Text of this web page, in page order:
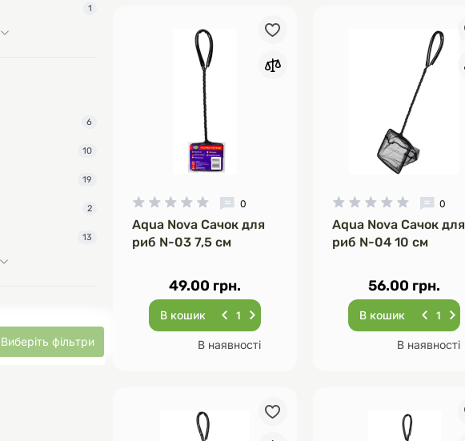
1
6
10
19
2
13
Виберіть фільтри
0
Aqua Nova Сачок для
риб N-03 7,5 см
49.00 грн.
В кошик
В наявності
0
Aqua Nova Сачок для
риб N-04 10 см
56.00 грн.
В кошик
В наявності